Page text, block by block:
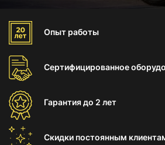
Опыт работы
Сертифицированное
Гарантиядо 2 лет
Скидки постоянным